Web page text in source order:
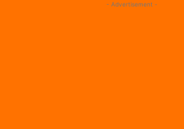
- Advertisement -